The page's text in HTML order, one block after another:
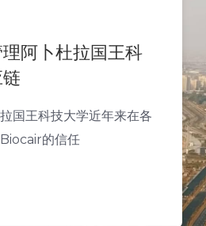
阿卜杜拉国王科
国王科技大学近年来在各
的信任